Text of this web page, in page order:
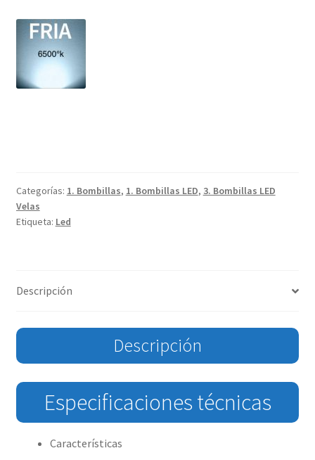
Categorías: 1. Bombillas, 1. Bombillas LED, 3. Bombillas LED
Velas
Etiqueta: Led
Descripción
Descripción
Especificaciones técnicas
Características